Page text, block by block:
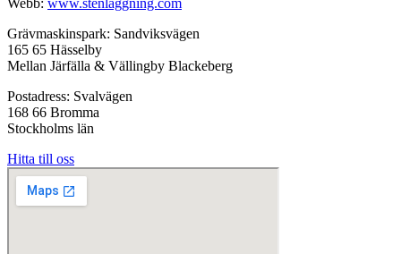
Webb: www.stenläggning.com
Grävmaskinspark: Sandviksvägen
165 65 Hässelby
Mellan Järfälla & Vällingby Blackeberg
Postadress: Svalvägen
168 66 Bromma
Stockholms län
Hitta till oss